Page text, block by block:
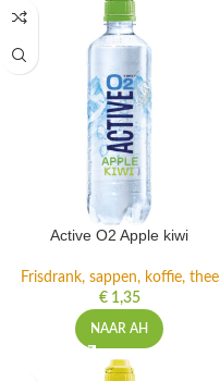
Active O2 Apple kiwi
Frisdrank, sappen, koffie, thee
€1,35
NAAR AH